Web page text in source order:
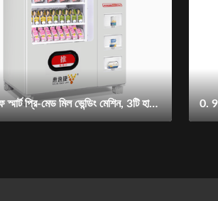
ভেনোলাইফ স্মার্ট প্রি-মেড মিল ভেন্ডিং মেশিন, 3টি হাই-পাওয়ার মাইক্রোওয়েভ, স্প্রিং রোটেশন + এলিভেটর ডেলিভারি, 3-স্টেপ টাচস্ক্রিন, 4-মোড কম্প্রেসার, 24H রিমোট ম্যানেজমেন্ট, 1-মিনিট হট রেডি খাবার